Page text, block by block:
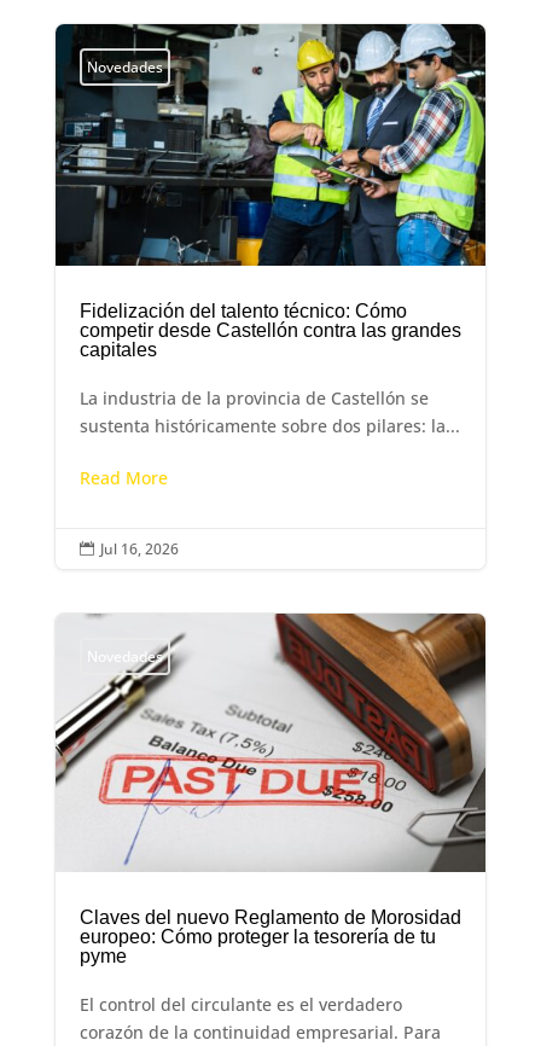
Novedades
Fidelización del talento técnico: Cómo
competir desde Castellón contra las grandes
capitales
La industria de la provincia de Castellón se
sustenta históricamente sobre dos pilares: la...
Read More
 Jul 16, 2026
Novedades
Claves del nuevo Reglamento de Morosidad
europeo: Cómo proteger la tesorería de tu
pyme
El control del circulante es el verdadero
corazón de la continuidad empresarial. Para